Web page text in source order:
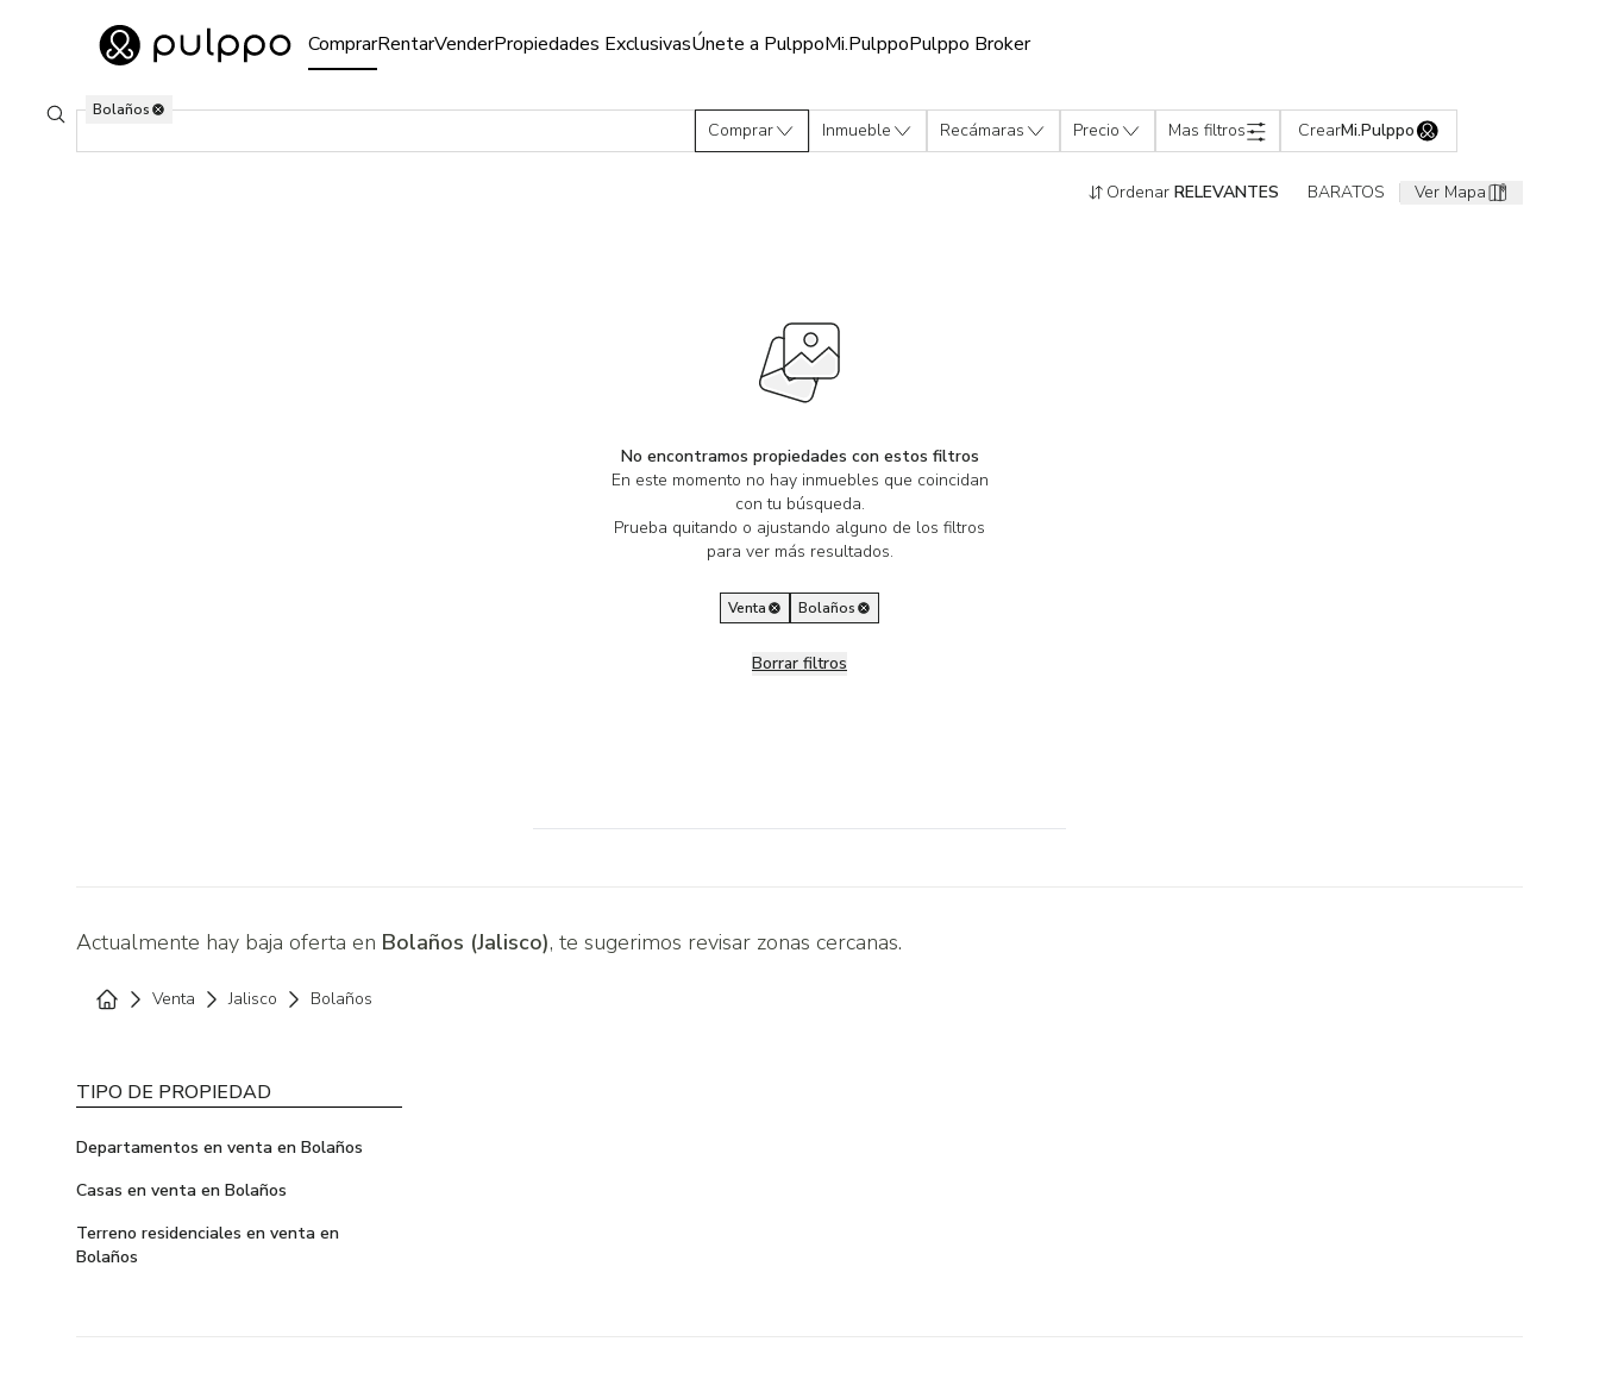
Ir al home
ComprarRentarVenderPropiedades ExclusivasÚnete a PulppoMi.PulppoPulppo Broker
0 Propiedades en venta en Bolaños, Jalisco
Buscar ubicaciones
Bolaños
Comprar Inmueble Recámaras Precio Mas filtros CrearMi.Pulppo
Ordenar RELEVANTES BARATOS Ver Mapa
No encontramos propiedades con estos filtros
En este momento no hay inmuebles que coincidan
con tu búsqueda.
Prueba quitando o ajustando alguno de los filtros
para ver más resultados.
Venta Bolaños
Borrar filtros
Actualmente hay baja oferta en Bolaños (Jalisco), te sugerimos revisar zonas cercanas.
Venta Jalisco Bolaños
TIPO DE PROPIEDAD
Departamentos en venta en Bolaños
Casas en venta en Bolaños
Terreno residenciales en venta en
Bolaños